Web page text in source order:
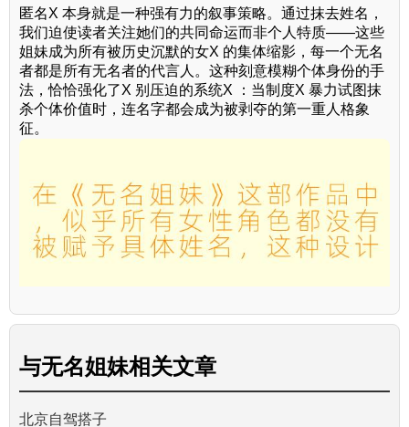
匿名X 本身就是一种强有力的叙事策略。通过抹去姓名，
我们迫使读者关注她们的共同命运而非个人特质——这些
姐妹成为所有被历史沉默的女X 的集体缩影，每一个无名
者都是所有无名者的代言人。这种刻意模糊个体身份的手
法，恰恰强化了X 别压迫的系统X ：当制度X 暴力试图抹
杀个体价值时，连名字都会成为被剥夺的第一重人格象
征。
与无名姐妹相关文章
北京自驾搭子